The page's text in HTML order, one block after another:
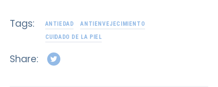
Tags: ANTIEDAD
ANTIENVEJECIMIENTO
CUIDADO DE LA PIEL
Share: